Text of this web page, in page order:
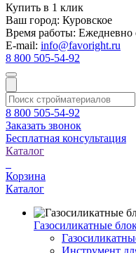
Купить в 1 клик
Ваш город: Куровское
Время работы: Ежедневно
E-mail: info@favoright.ru
8 800 505-54-92
8 800 505-54-92
Заказать звонок
Бесплатная консультация
Каталог
Корзина
Каталог
Газосиликатные
Инструмент